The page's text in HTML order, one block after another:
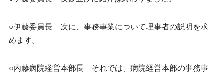
○伊藤委員長 次に、事務事業について理事者の説明を求
めます。
○内藤病院経営本部長 それでは、病院経営本部の事務事